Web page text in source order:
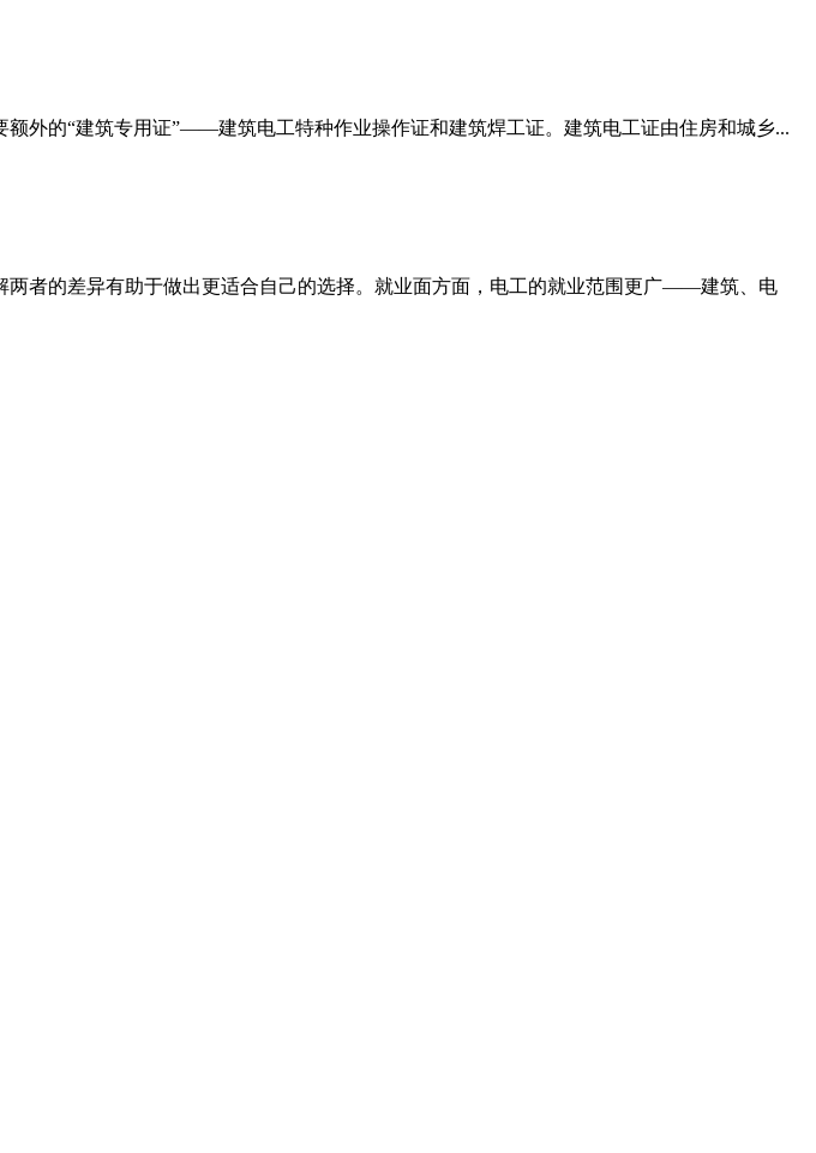
外的“建筑专用证”——建筑电工特种作业操作证和建筑焊工证。建筑电工证由住房和城乡...
者的差异有助于做出更适合自己的选择。就业面方面，电工的就业范围更广——建筑、电